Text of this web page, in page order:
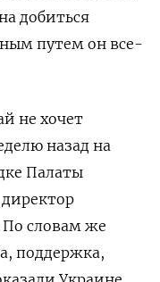
добиться
путем он все-
не хочет
назад на
Палаты
словам же
поддержка,